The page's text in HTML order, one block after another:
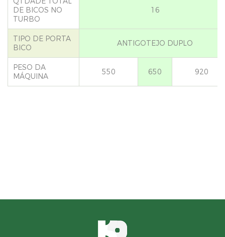
DE BICOS NO
TURBO
16
TIPO DE PORTA
BICO
ANTIGOTEJO DUPLO
PESO DA
MÁQUINA
550 650 920